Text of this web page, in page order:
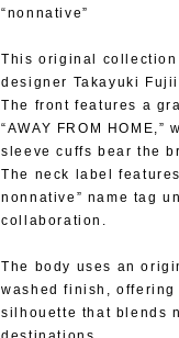
“nonnative”
This original
designer Takayuki
The front features a
“AWAY FROM HOME,”
sleeve cuffs bear the
The neck label
nonnative” name tag
collaboration.
The body uses an
washed finish,
silhouette that blends